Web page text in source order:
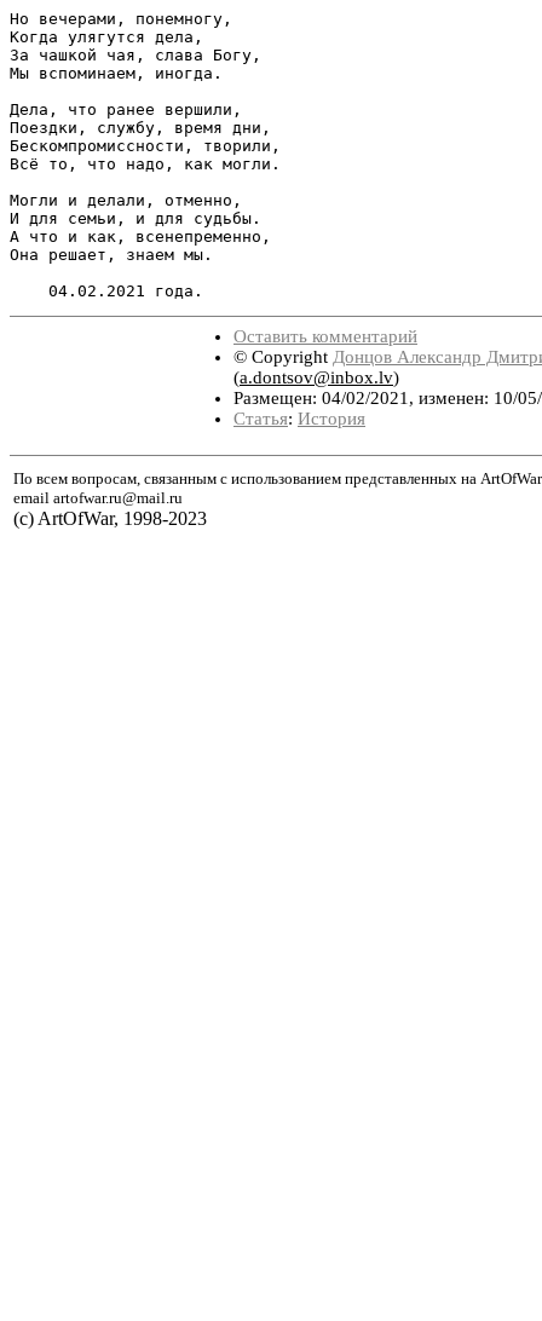
Но вечерами, понемногу,
Когда улягутся дела,
За чашкой чая, слава Богу,
Мы вспоминаем, иногда.
Дела, что ранее вершили,
Поездки, службу, время дни,
Бескомпромиссности, творили,
Всё то, что надо, как могли.
Могли и делали, отменно,
И для семьи, и для судьбы.
А что и как, всенепременно,
Она решает, знаем мы.
Оставить комментарий
© Copyright Донцов Александр
(a.dontsov@inbox.lv)
Размещен: 04/02/2021, изменен: 10/
Статья: История
По всем вопросам, связанным с использованием представленных на
email artofwar.ru@mail.ru
(с) ArtOfWar, 1998-2023